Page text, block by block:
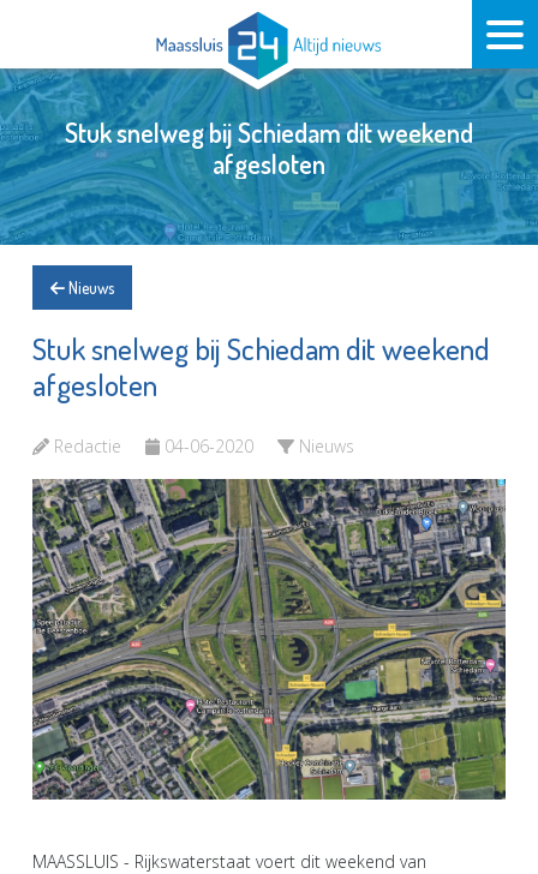
Stuk snelweg bij Schiedam dit weekend
afgesloten
Nieuws
Stuk snelweg bij Schiedam dit weekend
afgesloten
Redactie 04-06-2020 Nieuws
MAASSLUIS - Rijkswaterstaat voert dit weekend van